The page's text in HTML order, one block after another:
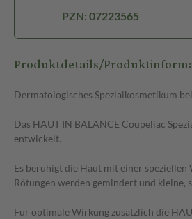
PZN: 07223565
Produktdetails/
Dermatologisches Spezialkosmetikum
Das HAUT IN BALANCE Coupeliac
entwickelt.
Es beruhigt die Haut mit einer
Rötungen werden gemindert und
Für optimale Wirkung zusätzlich die